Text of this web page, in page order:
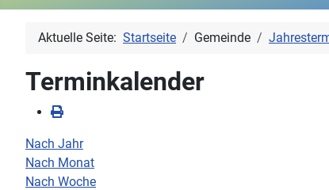
Aktuelle Seite: Startseite Gemeinde
Terminkalender
Nach Jahr
Nach Monat
Nach Woche